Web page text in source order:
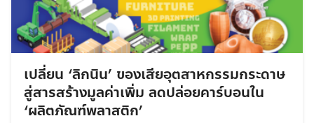
Search
for:
Search
เปลี่ยน ‘ลิกนิน’ ของเสียอุตสาหกรรมกระดาษ
สู่สารสร้างมูลค่าเพิ่ม ลดปล่อยคาร์บอนใน
‘ผลิตภัณฑ์พลาสติก’